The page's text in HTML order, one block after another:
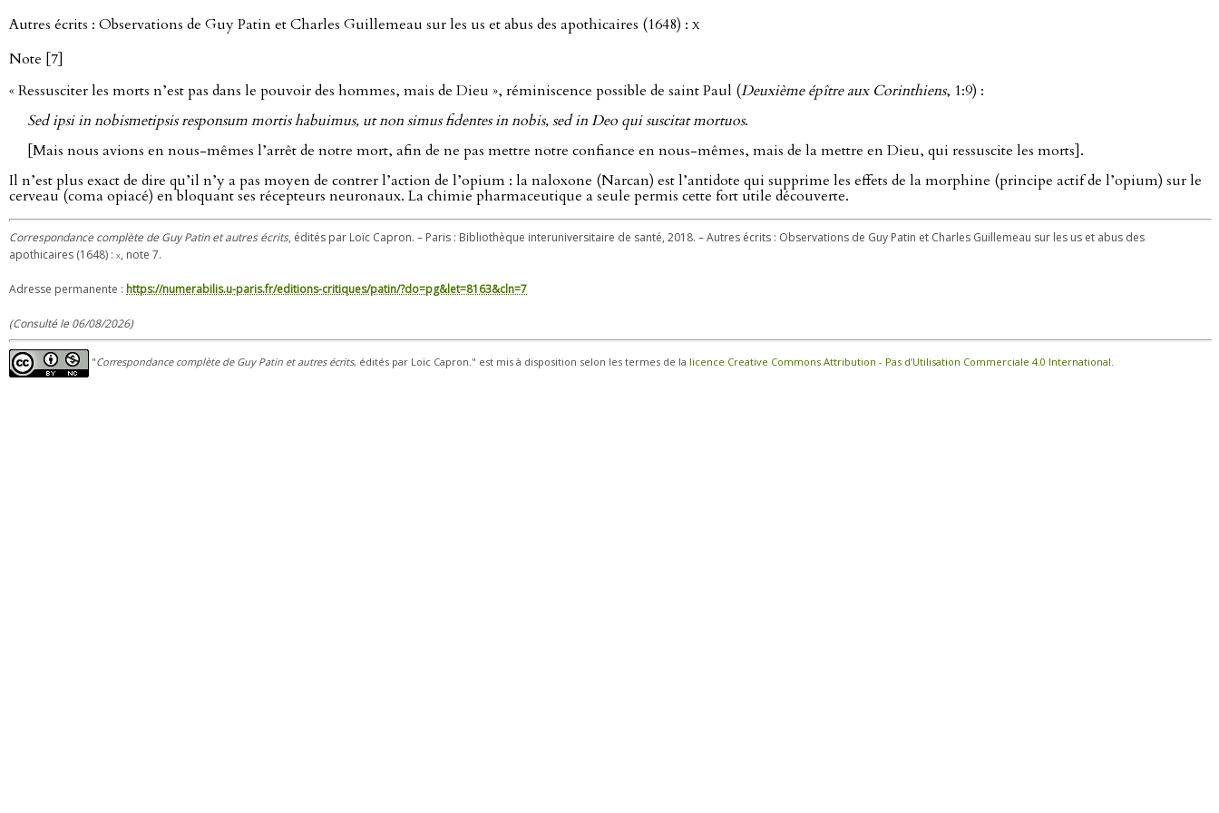
Autres écrits : Observations de Guy Patin et Charles Guillemeau sur les us et abus des apothicaires (1648) : x
Note [7]
« Ressusciter les morts n’est pas dans le pouvoir des hommes, mais de Dieu », réminiscence possible de saint Paul (Deuxième épître aux Corinthiens, 1:9) :
Sed ipsi in nobismetipsis responsum mortis habuimus, ut non simus fidentes in nobis, sed in Deo qui suscitat mortuos.
[Mais nous avions en nous-mêmes l’arrêt de notre mort, afin de ne pas mettre notre confiance en nous-mêmes, mais de la mettre en Dieu, qui ressuscite les morts].
Il n’est plus exact de dire qu’il n’y a pas moyen de contrer l’action de l’opium : la naloxone (Narcan) est l’antidote qui supprime les effets de la morphine (principe actif de l’opium) sur le
cerveau (coma opiacé) en bloquant ses récepteurs neuronaux. La chimie pharmaceutique a seule permis cette fort utile découverte.
Correspondance complète de Guy Patin et autres écrits, édités par Loïc Capron. – Paris : Bibliothèque interuniversitaire de santé, 2018. – Autres écrits : Observations de Guy Patin et Charles Guillemeau sur les us et abus des
apothicaires (1648) : x, note 7.
Adresse permanente : https://numerabilis.u-paris.fr/editions-critiques/patin/?do=pg&let=8163&cln=7
(Consulté le 06/08/2026)
"Correspondance complète de Guy Patin et autres écrits, édités par Loïc Capron." est mis à disposition selon les termes de la licence Creative Commons Attribution - Pas d’Utilisation Commerciale 4.0 International.